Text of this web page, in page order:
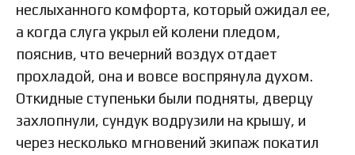
неслыханного комфорта, который ожидал ее,
а когда слуга укрыл ей колени пледом,
пояснив, что вечерний воздух отдает
прохладой, она и вовсе воспрянула духом.
Откидные ступеньки были подняты, дверцу
захлопнули, сундук водрузили на крышу, и
через несколько мгновений экипаж покатил